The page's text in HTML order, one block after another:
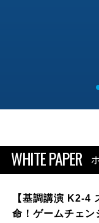
WHITE PAPER
【基調講演 K2-4
命！ゲームチェン